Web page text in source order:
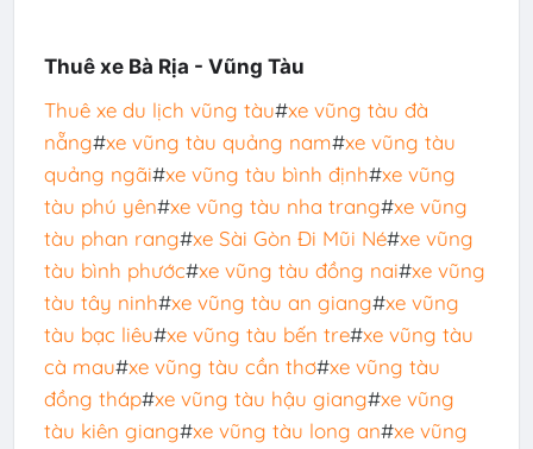
Thuê xe Bà Rịa - Vũng Tàu
Thuê xe du lịch vũng tàu#xe vũng tàu đà
nẵng#xe vũng tàu quảng nam#xe vũng tàu
quảng ngãi#xe vũng tàu bình định#xe vũng
tàu phú yên#xe vũng tàu nha trang#xe vũng
tàu phan rang#xe Sài Gòn Đi Mũi Né#xe vũng
tàu bình phước#xe vũng tàu đồng nai#xe vũng
tàu tây ninh#xe vũng tàu an giang#xe vũng
tàu bạc liêu#xe vũng tàu bến tre#xe vũng tàu
cà mau#xe vũng tàu cần thơ#xe vũng tàu
đồng tháp#xe vũng tàu hậu giang#xe vũng
tàu kiên giang#xe vũng tàu long an#xe vũng